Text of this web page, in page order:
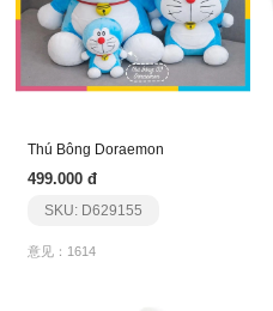
Thú Bông Doraemon
499.000 đ
SKU: D629155
意见：1614